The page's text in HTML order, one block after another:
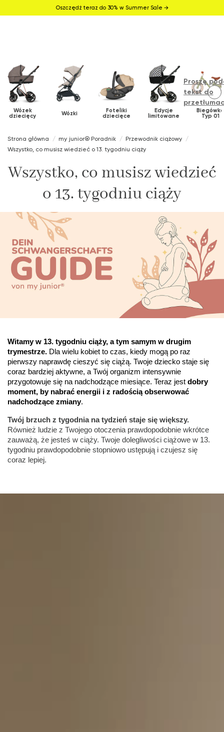
Oszczędź teraz do 30% w Summer Sale →
Wózek
dziecięcy Wózki Foteliki
dziecięce
Edycje
limitowane
Biegówka
Typ 01
Proszę
tekst do
Strona główna my junior® Poradnik
Przewodnik ciążowy
Wszystko, co musisz wiedzieć o 13. tygodniu ciąży
Wszystko, co musisz wiedzieć
o 13. tygodniu ciąży
Witamy w 13. tygodniu ciąży, a tym samym w drugim
trymestrze. Dla wielu kobiet to czas, kiedy mogą po raz
pierwszy naprawdę cieszyć się ciążą. Twoje dziecko staje się
coraz bardziej aktywne, a Twój organizm intensywnie
przygotowuje się na nadchodzące miesiące. Teraz jest dobry
moment, by nabrać energii i z radością obserwować
nadchodzące zmiany.
Twój brzuch z tygodnia na tydzień staje się większy.
Również ludzie z Twojego otoczenia prawdopodobnie wkrótce
zauważą, że jesteś w ciąży. Twoje dolegliwości ciążowe w 13.
tygodniu prawdopodobnie stopniowo ustępują i czujesz się
coraz lepiej.